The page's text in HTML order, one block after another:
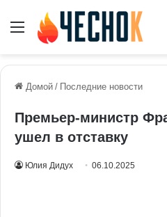
Меню
Домой / Последние новости
Премьер-министр
ушел в отставку
Юлия Дидух 06.10.2025